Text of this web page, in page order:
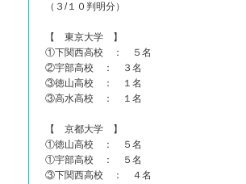
（３/１０判明分）
【 東京大学 】
①下関西高校 ： ５名
②宇部高校 ： ３名
③徳山高校 ： １名
③高水高校 ： １名
【 京都大学 】
①徳山高校 ： ５名
①宇部高校 ： ５名
③下関西高校 ： ４名